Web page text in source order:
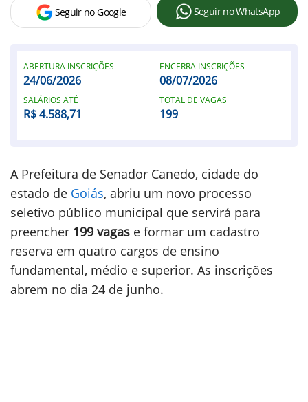
Seguir no Google Seguir no WhatsApp
A Prefeitura de Senador Canedo, cidade do
estado de Goiás, abriu um novo processo
seletivo público municipal que servirá para
preencher 199 vagas e formar um cadastro
reserva em quatro cargos de ensino
fundamental, médio e superior. As inscrições
abrem no dia 24 de junho.
ABERTURA INSCRIÇÕES
24/06/2026
ENCERRA INSCRIÇÕES
08/07/2026
SALÁRIOS ATÉ
R$ 4.588,71
TOTAL DE VAGAS
199